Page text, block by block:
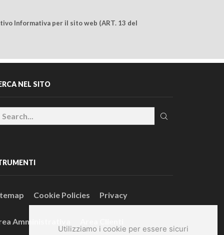
Utilizziamo i cookie per essere sicuri
Informativa per il sito web (ART. 13 del
NEL SITO
Cookie Policies Privacy
Amministrativa